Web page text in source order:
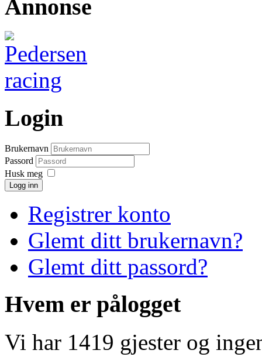
Annonse
Login
Brukernavn
Passord
Husk meg
Logg inn
Registrer konto
Glemt ditt brukernavn?
Glemt ditt passord?
Hvem er pålogget
Vi har 1419 gjester og